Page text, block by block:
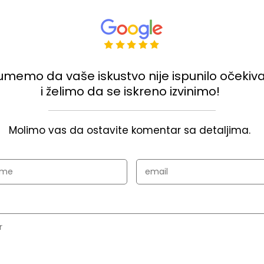
da vaše iskustvo nije ispunilo
i želimo da se iskreno izvinimo!
Molimo vas da ostavite komentar sa detaljima.